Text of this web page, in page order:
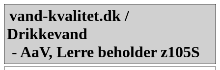
vand-kvalitet.dk /
Drikkevand
- AaV, Lerre beholder z105S